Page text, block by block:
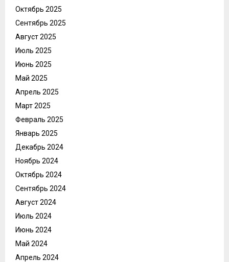
Октябрь 2025
Сентябрь 2025
Август 2025
Июль 2025
Июнь 2025
Май 2025
Апрель 2025
Март 2025
Февраль 2025
Январь 2025
Декабрь 2024
Ноябрь 2024
Октябрь 2024
Сентябрь 2024
Август 2024
Июль 2024
Июнь 2024
Май 2024
Апрель 2024